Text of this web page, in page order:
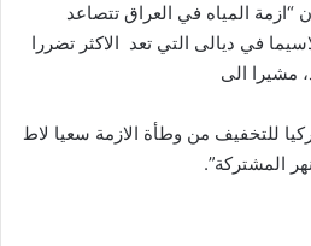
“ازمة المياه في العراق تتصاعد
في ديالى التي تعد الاكثر تضررا
مشيرا الى
للتخفيف من وطأة الازمة سعيا لاط
المشتركة”.